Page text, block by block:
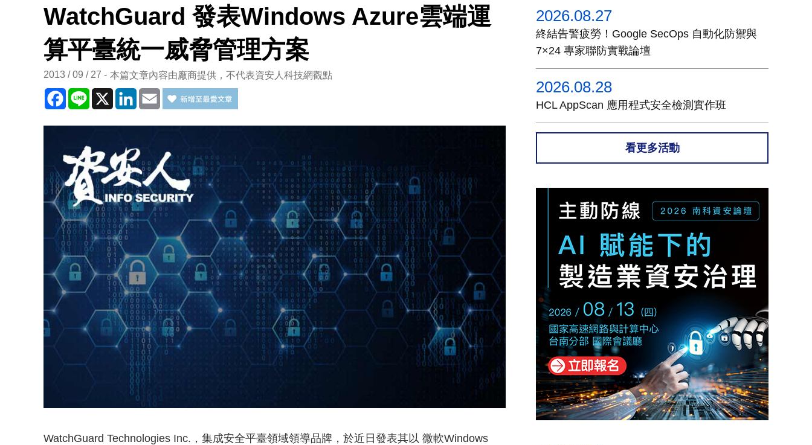
WatchGuard 發表Windows Azure雲端運
算平臺統一威脅管理方案
2013 / 09 / 27 本篇文章內容由廠商提供，不代表資安人科技網觀點
Facebook
Line X LinkedInEmail
WatchGuard Technologies Inc.，集成安全平臺領域領導品牌，於近日發表其以 微軟Windows
2026.08.27
終結告警疲勞！Google SecOps 自動化防禦與
7×24 專家聯防實戰論壇
2026.08.28
HCL AppScan 應用程式安全檢測實作班
看更多活動